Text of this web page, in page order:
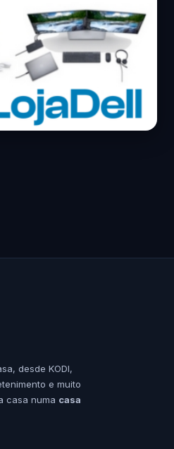
desde KODI,
e muito
casa numa casa